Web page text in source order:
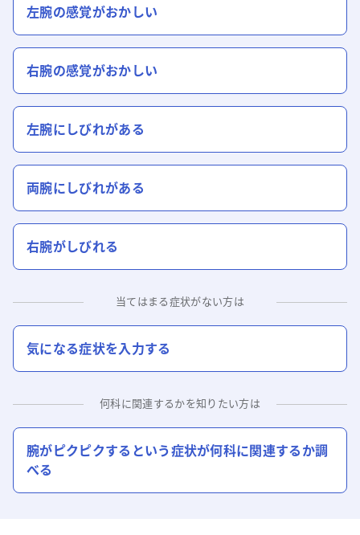
左腕の感覚がおかしい
右腕の感覚がおかしい
左腕にしびれがある
両腕にしびれがある
右腕がしびれる
当てはまる症状がない方は
気になる症状を入力する
何科に関連するかを知りたい方は
腕がピクピクする という症状が何科に関連するか調
べる